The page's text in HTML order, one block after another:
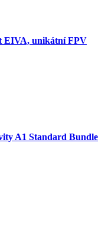
EIVA, unikátní FPV
A1 Standard Bundle